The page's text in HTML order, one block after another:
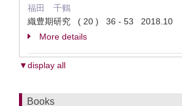
福田 千鶴
織豊期研究 ( 20 ) 36 - 53 2018.10
More details
▼display all
Books